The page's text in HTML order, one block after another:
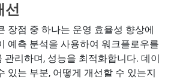
선
장점 중 하나는 운영 효율성 향상에
예측 분석을 사용하여 워크플로우를
관리하며, 성능을 최적화합니다. 데이
있는 부분, 어떻게 개선할 수 있는지